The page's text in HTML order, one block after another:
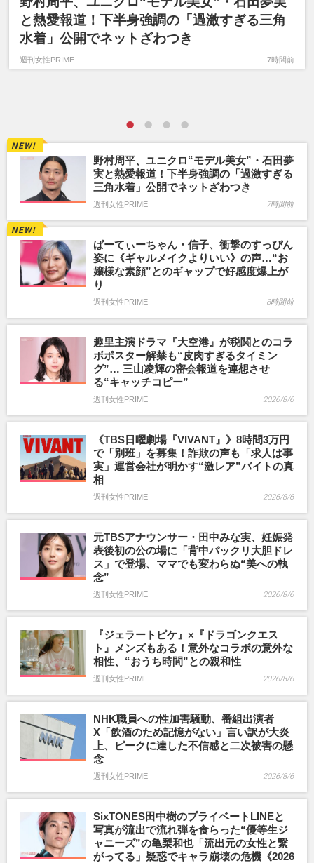
と熱愛報道！下半身強調の「過激すぎる三角
水着」公開でネットざわつき
週刊女性PRIME 7時間前
野村周平、ユニクロ“モデル美女”・石田夢
実と熱愛報道！下半身強調の「過激すぎる
三角水着」公開でネットざわつき
週刊女性PRIME 7時間前
ぱーてぃーちゃん・信子、衝撃のすっぴん
姿に《ギャルメイクよりいい》の声…“お
嬢様な素顔”とのギャップで好感度爆上が
り
週刊女性PRIME 8時間前
趣里主演ドラマ『大空港』が税関とのコラ
ボポスター解禁も“皮肉すぎるタイミン
グ”… 三山凌輝の密会報道を連想させ
る“キャッチコピー”
週刊女性PRIME 2026/8/6
《TBS日曜劇場『VIVANT』》8時間3万円
で「別班」を募集！詐欺の声も「求人は事
実」運営会社が明かす“激レア”バイトの真
相
週刊女性PRIME 2026/8/6
元TBSアナウンサー・田中みな実、妊娠発
表後初の公の場に「背中パックリ大胆ドレ
ス」で登場、ママでも変わらぬ“美への執
念”
週刊女性PRIME 2026/8/6
『ジェラートピケ』×『ドラゴンクエス
ト』メンズもある！意外なコラボの意外な
相性、“おうち時間”との親和性
週刊女性PRIME 2026/8/6
NHK職員への性加害騒動、番組出演者
X「飲酒のため記憶がない」言い訳が大炎
上、ピークに達した不信感と二次被害の懸
念
週刊女性PRIME 2026/8/6
SixTONES田中樹のプライベートLINEと
写真が流出で流れ弾を食らった“優等生ジ
ャニーズ”の亀梨和也「流出元の女性と繋
がってる」疑惑でキャラ崩壊の危機《2026